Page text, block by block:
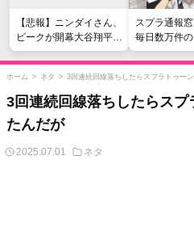
【悲報】ニンダイさん、
ピークが開幕大谷翔平の
がっかりダイレクトだっ
たと言われてしまう
スプラ通報
毎日数万件
い』愚痴を
行
ホーム > ネタ > 3回連続回線落ちしたらスプラトゥー
3回連続回線落ちしたらスプ
たんだが
2025.07.01 ネタ